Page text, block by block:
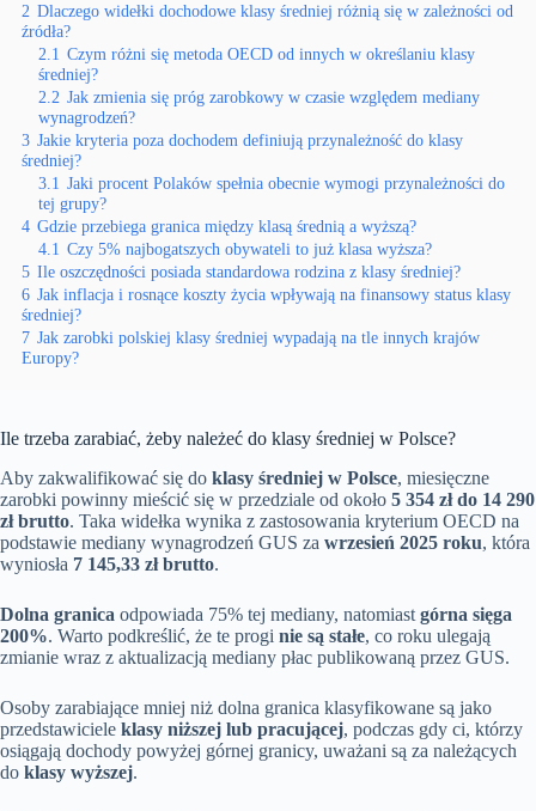
2 Dlaczego widełki dochodowe klasy średniej różnią się w zależności od
źródła?
2.1 Czym różni się metoda OECD od innych w określaniu klasy
średniej?
2.2 Jak zmienia się próg zarobkowy w czasie względem mediany
wynagrodzeń?
3 Jakie kryteria poza dochodem definiują przynależność do klasy
średniej?
3.1 Jaki procent Polaków spełnia obecnie wymogi przynależności do
tej grupy?
4 Gdzie przebiega granica między klasą średnią a wyższą?
4.1 Czy 5% najbogatszych obywateli to już klasa wyższa?
5 Ile oszczędności posiada standardowa rodzina z klasy średniej?
6 Jak inflacja i rosnące koszty życia wpływają na finansowy status klasy
średniej?
7 Jak zarobki polskiej klasy średniej wypadają na tle innych krajów
Europy?
Ile trzeba zarabiać, żeby należeć do klasy średniej w Polsce?
Aby zakwalifikować się do klasy średniej w Polsce, miesięczne
zarobki powinny mieścić się w przedziale od około 5 354 zł do 14 290
zł brutto. Taka widełka wynika z zastosowania kryterium OECD na
podstawie mediany wynagrodzeń GUS za wrzesień 2025 roku, która
wyniosła 7 145,33 zł brutto.
Dolna granica odpowiada 75% tej mediany, natomiast górna sięga
200%. Warto podkreślić, że te progi nie są stałe, co roku ulegają
zmianie wraz z aktualizacją mediany płac publikowaną przez GUS.
Osoby zarabiające mniej niż dolna granica klasyfikowane są jako
przedstawiciele klasy niższej lub pracującej, podczas gdy ci, którzy
osiągają dochody powyżej górnej granicy, uważani są za należących
do klasy wyższej.